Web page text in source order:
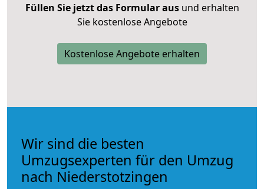
Füllen Sie jetzt das Formular ausund erhalten
Sie kostenlose Angebote
Kostenlose Angebote erhalten
Wir sind die besten
Umzugsexperten für den Umzug
nach Niederstotzingen